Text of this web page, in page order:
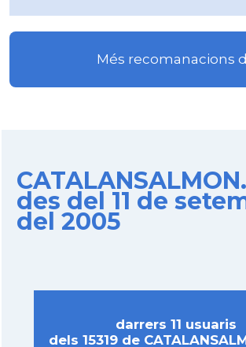
Més recomanacions
des del 11 de
del 2005
darrers 11 usuaris
dels 15319 de